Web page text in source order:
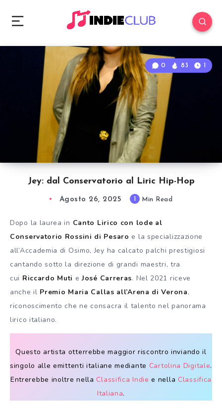
Jey: dal Conservatorio al Liric Hip-Hop
0 83 1
Agosto 26, 2025 Min Read
Dopo la laurea in Canto Lirico con lode al
Conservatorio Rossini di Pesaro e la specializzazione
all’Accademia di Osimo, Jey ha calcato palchi prestigiosi
cantando sotto la direzione di grandi maestri, tra
cui Riccardo Muti eJosé Carreras. Nel 2021 riceve
anche il Premio Maria Callas all’Arena di Verona,
riconoscimento che ne consacra il talento nel panorama
lirico italiano.
Questo artista otterrebbe maggior riscontro inviando il
singolo alle emittenti italiane mediante Cartolina Digitale.
Entrerebbe inoltre nella Classifica Indie e nella Classifica
Italiana.